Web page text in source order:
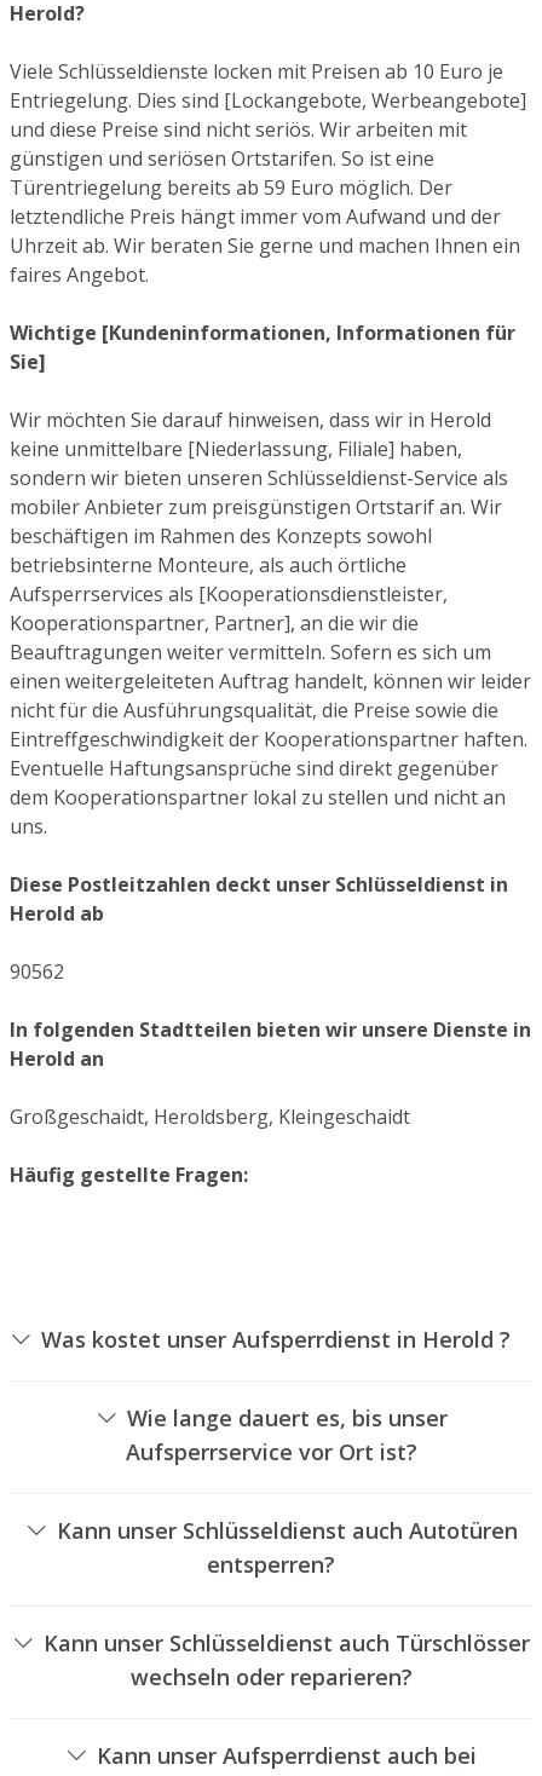
Herold?
Viele Schlüsseldienste locken mit Preisen ab 10 Euro je
Entriegelung. Dies sind [Lockangebote, Werbeangebote]
und diese Preise sind nicht seriös. Wir arbeiten mit
günstigen und seriösen Ortstarifen. So ist eine
Türentriegelung bereits ab 59 Euro möglich. Der
letztendliche Preis hängt immer vom Aufwand und der
Uhrzeit ab. Wir beraten Sie gerne und machen Ihnen ein
faires Angebot.
Wichtige [Kundeninformationen, Informationen für
Sie]
Wir möchten Sie darauf hinweisen, dass wir in Herold
keine unmittelbare [Niederlassung, Filiale] haben,
sondern wir bieten unseren Schlüsseldienst-Service als
mobiler Anbieter zum preisgünstigen Ortstarif an. Wir
beschäftigen im Rahmen des Konzepts sowohl
betriebsinterne Monteure, als auch örtliche
Aufsperrservices als [Kooperationsdienstleister,
Kooperationspartner, Partner], an die wir die
Beauftragungen weiter vermitteln. Sofern es sich um
einen weitergeleiteten Auftrag handelt, können wir leider
nicht für die Ausführungsqualität, die Preise sowie die
Eintreffgeschwindigkeit der Kooperationspartner haften.
Eventuelle Haftungsansprüche sind direkt gegenüber
dem Kooperationspartner lokal zu stellen und nicht an
uns.
Diese Postleitzahlen deckt unser Schlüsseldienst in
Herold ab
90562
In folgenden Stadtteilen bieten wir unsere Dienste in
Herold an
Großgeschaidt, Heroldsberg, Kleingeschaidt
Häufig gestellte Fragen:
Was kostet unser Aufsperrdienst in Herold ?
unterschiedlichen Faktoren ab, wie zum Beispiel der
Ausführung des Zylinders, der Dauer der Arbeiten und
eventuellen Anfahrtskosten. Wir bieten unseren
Wie lange dauert es, bis unser
Aufsperrservice vor Ort ist?
innerhalb von 30 Minuten vor Ort. Die reelle Wartezeit
hängt von dem Ortsunterschied des Einsatzortes zu
unserem Unternehmen und den gegebenen
Kann unser Schlüsseldienst auch Autotüren
entsperren?
Kann unser Schlüsseldienst auch Türschlösser
wechseln oder reparieren?
von Schlössern an.
Kann unser Aufsperrdienst auch bei